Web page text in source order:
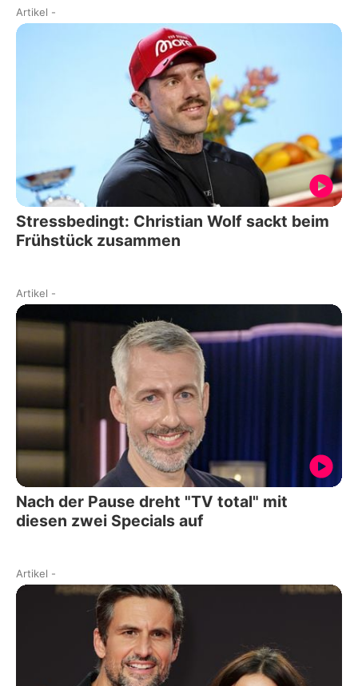
Artikel -
Stressbedingt: Christian Wolf sackt beim
Frühstück zusammen
Artikel -
Nach der Pause dreht "TV total" mit
diesen zwei Specials auf
Artikel -